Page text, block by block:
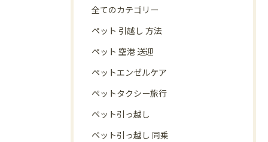
全てのカテゴリー
ペット 引越し 方法
ペット 空港 送迎
ペットエンゼルケア
ペットタクシー旅行
ペット引っ越し
ペット引っ越し 同乗